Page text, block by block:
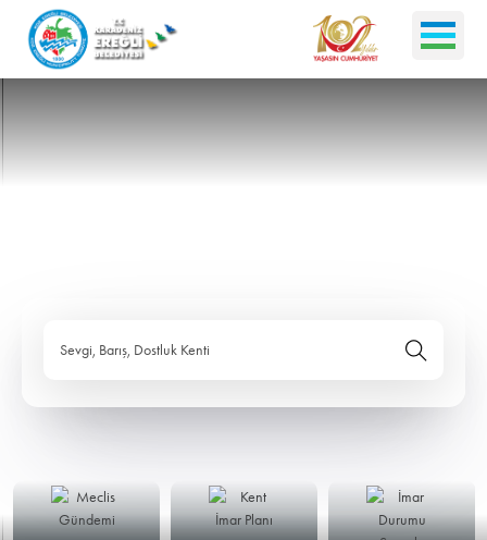
Sevgi, Barış, Dostluk Kenti